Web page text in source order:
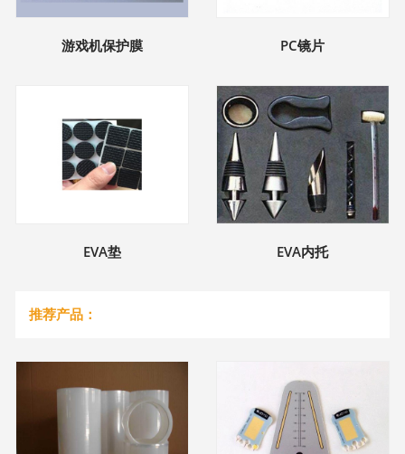
游戏机保护膜 PC镜片
EVA垫 EVA内托
推荐产品：